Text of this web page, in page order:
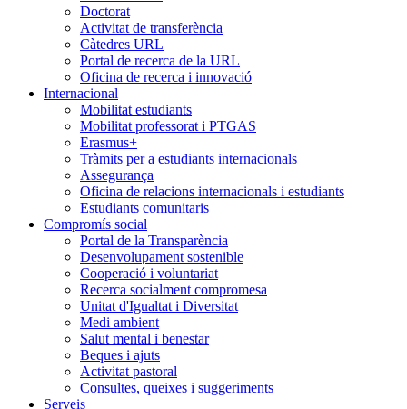
Doctorat
Activitat de transferència
Càtedres URL
Portal de recerca de la URL
Oficina de recerca i innovació
Internacional
Mobilitat estudiants
Mobilitat professorat i PTGAS
Erasmus+
Tràmits per a estudiants internacionals
Assegurança
Oficina de relacions internacionals i estudiants
Estudiants comunitaris
Compromís social
Portal de la Transparència
Desenvolupament sostenible
Cooperació i voluntariat
Recerca socialment compromesa
Unitat d'Igualtat i Diversitat
Medi ambient
Salut mental i benestar
Beques i ajuts
Activitat pastoral
Consultes, queixes i suggeriments
Serveis